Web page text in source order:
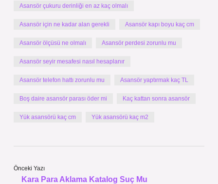
Asansör çukuru derinliği en az kaç olmalı
Asansör için ne kadar alan gerekli Asansör kapı boyu kaç cm
Asansör ölçüsü ne olmalı Asansör perdesi zorunlu mu
Asansör seyir mesafesi nasıl hesaplanır
Asansör telefon hattı zorunlu mu Asansör yaptırmak kaç TL
Boş daire asansör parası öder mi Kaç kattan sonra asansör
Yük asansörü kaç cm Yük asansörü kaç m2
Önceki Yazı
Kara Para Aklama Katalog Suç Mu